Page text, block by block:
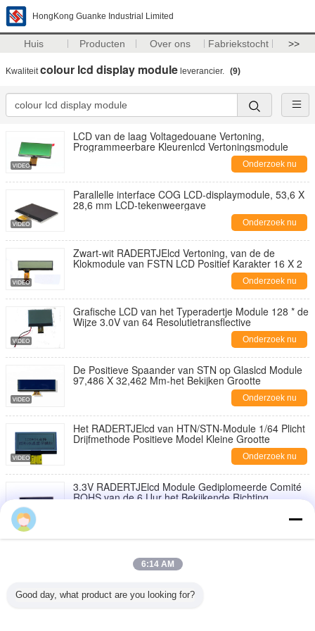
HongKong Guanke Industrial Limited
Huis Producten Over ons Fabriekstocht >>
Kwaliteitcolour lcd display module leverancier. (9)
LCD van de laag Voltagedouane Vertoning,
Programmeerbare Kleurenlcd Vertoningsmodule
Onderzoek nu
Parallelle interface COG LCD-displaymodule, 53,6 X
28,6 mm LCD-tekenweergave
Onderzoek nu
Zwart-wit RADERTJElcd Vertoning, van de de
Klokmodule van FSTN LCD Positief Karakter 16 X 2
Onderzoek nu
Grafische LCD van het Typeradertje Module 128 * de
Wijze 3.0V van 64 Resolutietransflective
Onderzoek nu
De Positieve Spaander van STN op Glaslcd Module
97,486 X 32,462 Mm-het Bekijken Grootte
Onderzoek nu
Het RADERTJElcd van HTN/STN-Module 1/64 Plicht
Drijfmethode Positieve Model Kleine Grootte
Onderzoek nu
3.3V RADERTJElcd Module Gediplomeerde Comité
ROHS van de 6 Uur het Bekijkende Richting
Duim 240 * 320 met ILI9341V-Controlemechanisme
1.19 Kleine OLED de Vertoningsmodule 350
6:14 AM
Good day, what product are you looking for?